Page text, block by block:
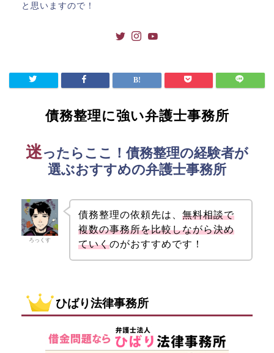
と思いますので！
債務整理に強い弁護士事務所
迷ったらここ！債務整理の経験者が
選ぶおすすめの弁護士事務所
ろっくす
債務整理の依頼先は、 無料相談で
複数の事務所を比較しながら決め
ていくのがおすすめです！
ひばり法律事務所